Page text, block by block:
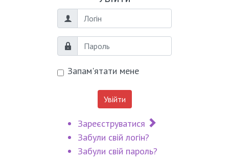
Логін
Пароль
Запам'ятати мене
Увійти
Зареєструватися
Забули свій логін?
Забули свій пароль?